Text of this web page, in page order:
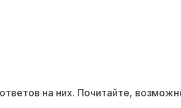
на них. Почитайте,